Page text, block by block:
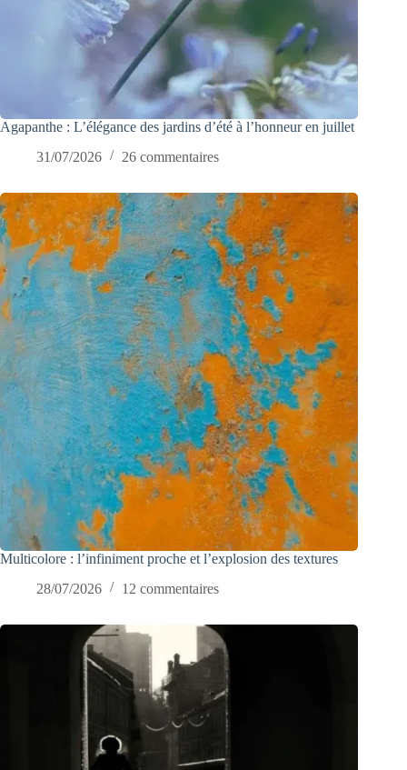
Agapanthe : L’élégance des jardins d’été à l’honneur en juillet
31/07/2026
26 commentaires
Multicolore : l’infiniment proche et l’explosion des textures
28/07/2026
12 commentaires